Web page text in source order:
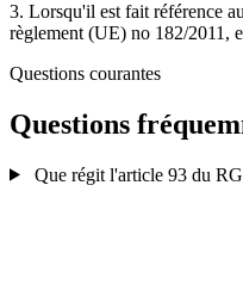
3. Lorsqu'il est fait référence
règlement (UE) no 182/2011,
Questions courantes
Questions
Que régit l'article 93 du